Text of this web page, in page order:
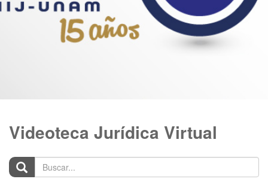
Videoteca Jurídica Virtual
Buscar...